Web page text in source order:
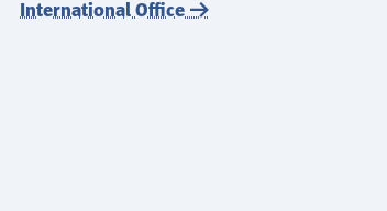
International Office